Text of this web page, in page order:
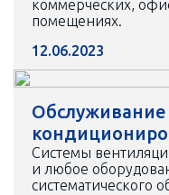
коммерческих,
помещениях.
12.06.2023
Обслуживание
Системы
и любое
систематического